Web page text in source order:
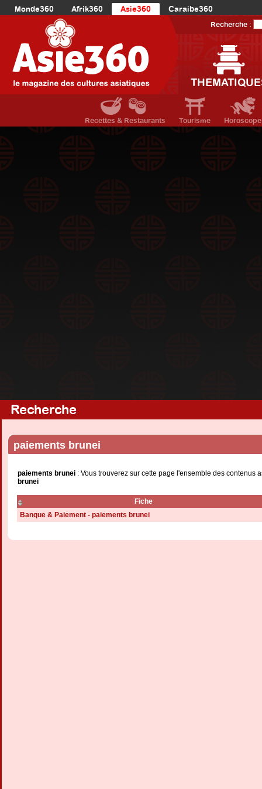
Monde360 Afrik360 Asie360
Caraibe360
Europe360
AmériqueDuNord360
Océanie360
Recherche :
Recettes & Restaurants Tourisme Horoscope
Recherche
paiements brunei
paiements brunei : Vous trouverez sur cette page l'ensemble des contenus
brunei
Fiche
Banque & Paiement - paiements brunei